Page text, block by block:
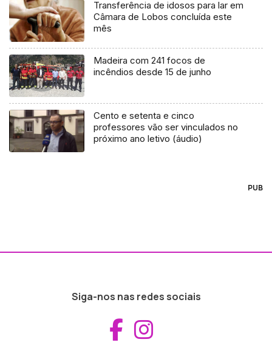
Transferência de idosos para lar em
Câmara de Lobos concluída este
mês
Madeira com 241 focos de
incêndios desde 15 de junho
Cento e setenta e cinco
professores vão ser vinculados no
próximo ano letivo (áudio)
PUB
Siga-nos nas redes sociais
Aceder ao